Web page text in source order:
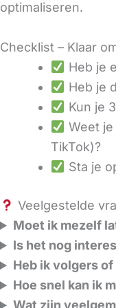
optimaliseren.
Checklist – Klaar
Heb je
Heb je
Kun je
Weet
TikTok)?
Sta je
Veelgestelde
Moet ik mezelf
Is het nog
Heb ik volgers
Hoe snel kan ik
Wat zijn